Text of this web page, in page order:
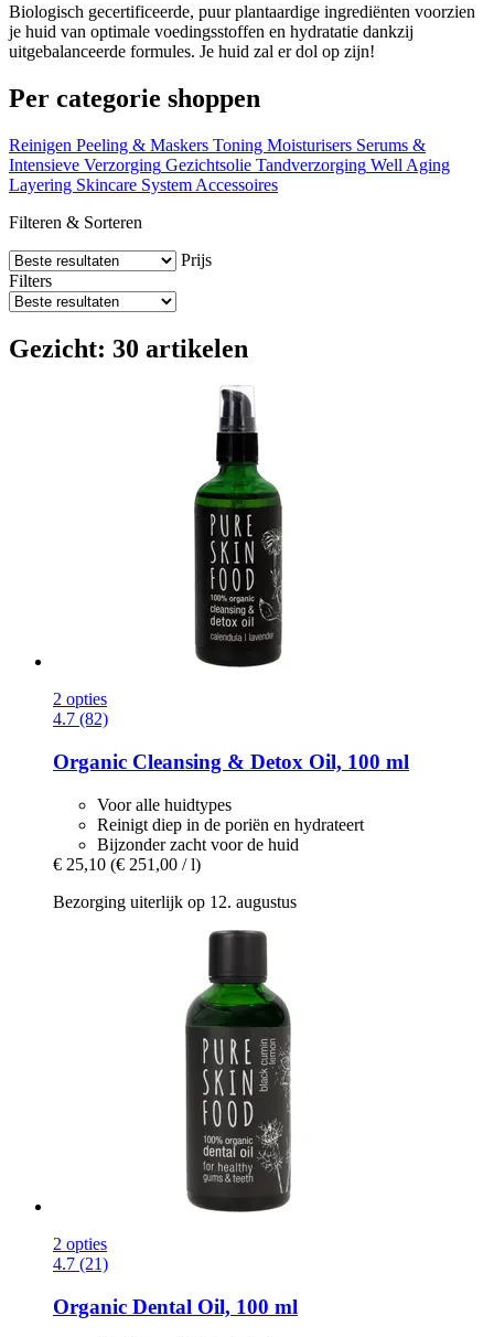
Biologisch gecertificeerde, puur plantaardige ingrediënten voorzien
je huid van optimale voedingsstoffen en hydratatie dankzij
uitgebalanceerde formules. Je huid zal er dol op zijn!
Per categorie shoppen
Reinigen Peeling & Maskers Toning Moisturisers Serums &
Intensieve Verzorging Gezichtsolie Tandverzorging Well Aging
Layering Skincare System Accessoires
Filteren & Sorteren
Prijs
Filters
Gezicht: 30 artikelen
2 opties
4.7 (82)
Organic Cleansing & Detox Oil, 100 ml
Voor alle huidtypes
Reinigt diep in de poriën en hydrateert
Bijzonder zacht voor de huid
€ 25,10 (€ 251,00 / l)
Bezorging uiterlijk op 12. augustus
2 opties
4.7 (21)
Organic Dental Oil, 100 ml